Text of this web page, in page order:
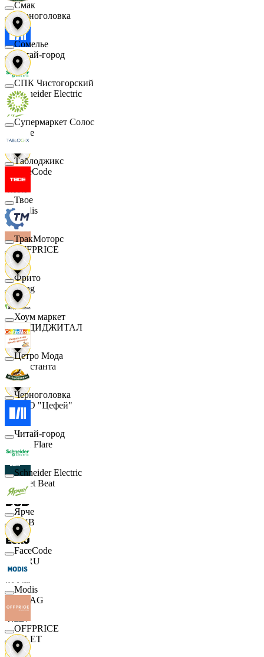
Черноголовка
Читай-город
Schneider Electric
Ярче
FaceCode
Modis
OFFPRICE
string
X5 ДИДЖИТАЛ
Константа
ООО "Цефей"
Finn Flare
Street Beat
DUB
ECRU
MAAG
VILET
Смак
Сомелье
СПК Чистогорский
Супермаркет Солос
Таблоджикс
Твое
ТракМоторс
Фрито
Хоум маркет
Цетро Мода
Черноголовка
Читай-город
Schneider Electric
Ярче
FaceCode
Modis
OFFPRICE